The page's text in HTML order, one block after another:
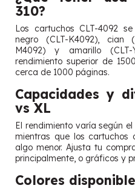
310?
Los cartuchos CLT-4092
negro (CLT-K4092), cian
M4092) y amarillo
rendimiento superior de
cerca de 1000 páginas.
Capacidades y
vs XL
El rendimiento varía según
mientras que los cartuchos
algo menor. Ajusta tu
principalmente, o gráficos y
Colores